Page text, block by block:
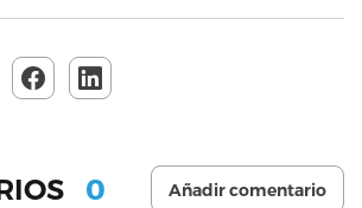
0 Añadir comentario